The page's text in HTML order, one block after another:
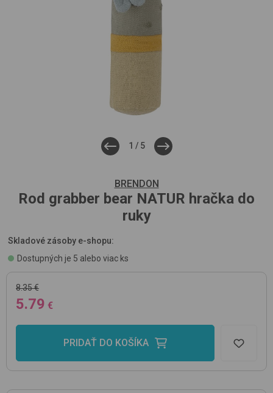
1 / 5
BRENDON
Rod grabber bear NATUR hračka do
ruky
Skladové zásoby e-shopu:
Dostupných je 5 alebo viac ks
8.35 €
5.79 €
PRIDAŤ DO KOŠÍKA